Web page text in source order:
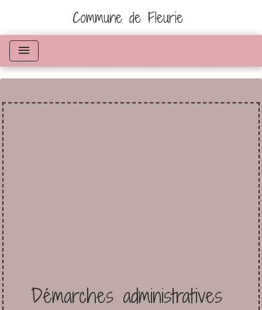
Commune de Fleurie
menu
Démarches administratives